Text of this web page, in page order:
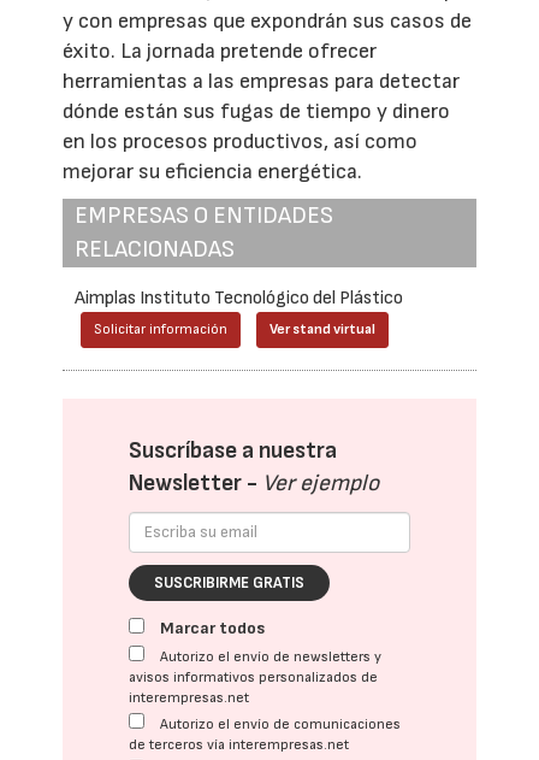
y con empresas que expondrán sus casos de
éxito. La jornada pretende ofrecer
herramientas a las empresas para detectar
dónde están sus fugas de tiempo y dinero
en los procesos productivos, así como
mejorar su eficiencia energética.
EMPRESAS O ENTIDADES
RELACIONADAS
Aimplas Instituto Tecnológico del Plástico
Solicitar información Ver stand virtual
Suscríbase a nuestra
Newsletter - Ver ejemplo
SUSCRIBIRME GRATIS
Marcar todos
Autorizo el envío de newsletters y
avisos informativos personalizados de
interempresas.net
Autorizo el envío de comunicaciones
de terceros vía interempresas.net